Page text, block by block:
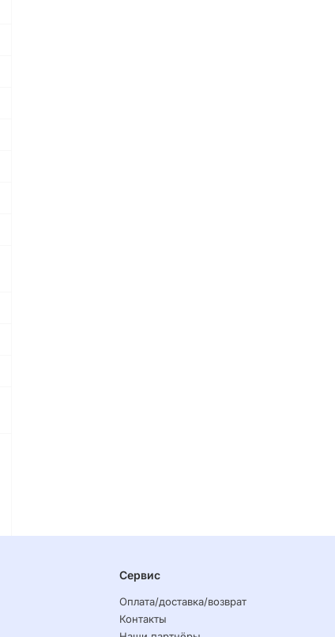
Сервис
Оплата/доставка/возврат
Контакты